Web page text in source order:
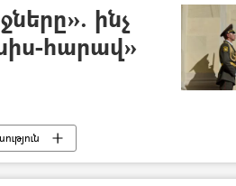
ինչ
հարավ»